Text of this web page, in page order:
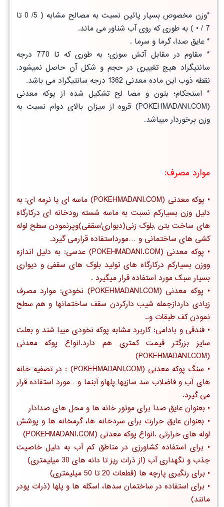
*وزن مخصوص بسیار پائین نسبت به مصالح مشابه ( 5/ 0 تا
7 / • ) به طوری که روی آب شناور می ماند.
* عایق صدا، گرما و سرما .
* مقاوم در مقابل آتش سوزی؛ به طوری که تا 770 درجه
سانتیگراد هیچ تغییری در حجم و شکل آن حاصل نمیشود.
نقطه ذوب این ماده معدنی 1362 درجه سانتیگراد می باشد.
* استحکام؛ بتون و مصا لح تشکیل شده از پوکه معدنی
(POKEHMADANI.COM) قروه از
میزان بالای دوام نسبت به
وزن برخوردار میباشد.
موارد مصرف:
• پوکه معدنی (POKEHMADANI.COM) ماسه ای یا نرمه ای: به
دلیل وزن بسیارکم نسبت به ماسه شسته رودخانه ای درکارگاه
های ساخت بتن ,بلوک زنی(دیواری/سقفی)وپرنمودن سطح لوله
کشی های ساختمانی و …مورداستفاده قرارمی گیرد.
• پوکه معدنی (POKEHMADANI.COM) عدسی: به دلیل اندازه
ووزن بسیارکم درکارگاه های تولید بلوک های سقفی و دیواری
بسیار سبک مورد استفاده قرار میگیرد .
• پوکه معدنی (POKEHMADANI.COM) نخودی: موارد مصرف
زیادی داردازجمله شیب دارکردن سقف ساختمانها و هم سطح
نمودن کف طبقات و..
• فندقی و بادامی: کاربرد مشابه پوکه نخودی میبا شند و بعلت
سایز بزرگتر قیمت کمتری هم دارد.انواع پوکه معدنی
(POKEHMADANI.COM)
• سنگ پوکه معدنی
(POKEHMADANI.COM) : در تصفیه خانه
های آب و فاضلاب سد سازیها پلهاو آبنما و…مورد استفاده قرار
می گیرد.
• بعنوانعایق صدا برای موتور خانه ها و محل های صدادار
• بعنوان عایق حرارت برای سردخانه ها، گرمخانه ها و پوشش
لوله های حرارتی .انواع پوکه معدنی (POKEHMADANI.COM)
• برای استفادهکشاورزی در مناطق کم آب به دلیل خاصیت
جذب و نگهداری آب (از ذرات ریز تا دانه های 30 میلیمتری)
• برای رنگبری پارچه ها (قطعات 20 تا 50 میلیمتری)
• برای استفاده در ساختمان سدها، اسکله ها و پلها (ذرات پودر
مانند)